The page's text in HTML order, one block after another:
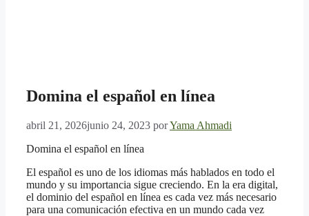
Domina el español en línea
abril 21, 2026junio 24, 2023 porYama Ahmadi
Domina el español en línea
El español es uno de los idiomas más hablados en todo el
mundo y su importancia sigue creciendo. En la era digital,
el dominio del español en línea es cada vez más necesario
para una comunicación efectiva en un mundo cada vez